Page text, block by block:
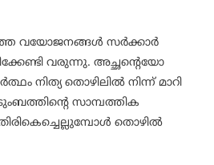
വയോജനങ്ങള്‍ സര്‍ക്കാര്‍
വരുന്നു. അച്ഛന്റെയോ
നിത്യ തൊഴിലില്‍ നിന്ന് മാറി
സാമ്പത്തിക
തൊഴില്‍